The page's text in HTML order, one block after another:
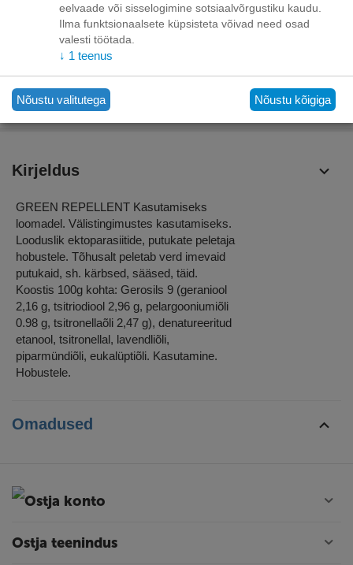
Saatmiskulud kuni 69,99 eurot:
Venipaki kullerteenus – 10.00 EUR
Unisend pakiautomaat - 3,50 eurot
Omniva pakiautomaat - 5,00 eurot
Makse
Kirjeldus
GREEN REPELLENT Kasutamiseks
loomadel. Välistingimustes kasutamiseks.
Looduslik ektoparasiitide, putukate peletaja
hobustele. Tõhusalt peletab verd imevaid
putukaid, sh. kärbsed, sääsed, täid.
Koostis 100g kohta: Gerosils 9 (geraniool
2,16 g, tsitriodiool 2,96 g, pelargooniumiõli
0.98 g, tsitronellaõli 2,47 g), denatureeritud
etanool, tsitronellal, lavendliõli,
piparmündiõli, eukalüptiõli. Kasutamine.
Hobustele.
Omadused
Ostja konto
Ostja teenindus
eelvaade või sisselogimine sotsiaalvõrgustiku kaudu.
Ilma funktsionaalsete küpsisteta võivad need osad
valesti töötada.
↓ 1 teenus
Nõustu valitutega Nõustu kõigiga